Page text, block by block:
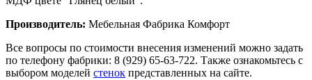
Производитель: Мебельная Фабрика Комфорт
Все вопросы по стоимости внесения изменений можно задать
по телефону фабрики: 8 (929) 65-63-722. Также ознакомьтесь с
выбором моделей стенок представленных на сайте.